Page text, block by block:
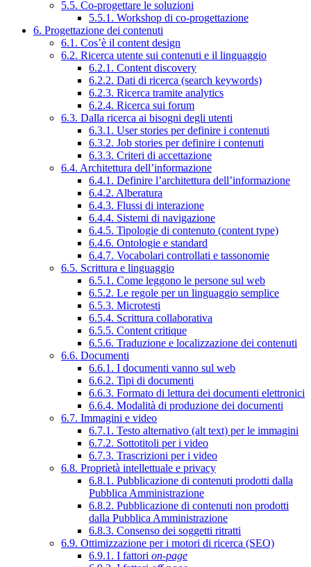
5.5. Co-progettare le soluzioni
5.5.1. Workshop di co-progettazione
6. Progettazione dei contenuti
6.1. Cos’è il content design
6.2. Ricerca utente sui contenuti e il linguaggio
6.2.1. Content discovery
6.2.2. Dati di ricerca (search keywords)
6.2.3. Ricerca tramite analytics
6.2.4. Ricerca sui forum
6.3. Dalla ricerca ai bisogni degli utenti
6.3.1. User stories per definire i contenuti
6.3.2. Job stories per definire i contenuti
6.3.3. Criteri di accettazione
6.4. Architettura dell’informazione
6.4.1. Definire l’architettura dell’informazione
6.4.2. Alberatura
6.4.3. Flussi di interazione
6.4.4. Sistemi di navigazione
6.4.5. Tipologie di contenuto (content type)
6.4.6. Ontologie e standard
6.4.7. Vocabolari controllati e tassonomie
6.5. Scrittura e linguaggio
6.5.1. Come leggono le persone sul web
6.5.2. Le regole per un linguaggio semplice
6.5.3. Microtesti
6.5.4. Scrittura collaborativa
6.5.5. Content critique
6.5.6. Traduzione e localizzazione dei contenuti
6.6. Documenti
6.6.1. I documenti vanno sul web
6.6.2. Tipi di documenti
6.6.3. Formato di lettura dei documenti elettronici
6.6.4. Modalità di produzione dei documenti
6.7. Immagini e video
6.7.1. Testo alternativo (alt text) per le immagini
6.7.2. Sottotitoli per i video
6.7.3. Trascrizioni per i video
6.8. Proprietà intellettuale e privacy
6.8.1. Pubblicazione di contenuti prodotti dalla
Pubblica Amministrazione
6.8.2. Pubblicazione di contenuti non prodotti
dalla Pubblica Amministrazione
6.8.3. Consenso dei soggetti ritratti
6.9. Ottimizzazione per i motori di ricerca (SEO)
6.9.1. I fattori on-page